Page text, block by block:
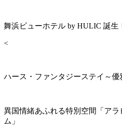
舞浜ビューホテル by HULIC 誕
<
ハース・ファンタジーステイ～
異国情緒あふれる特別空間「ア
ム」